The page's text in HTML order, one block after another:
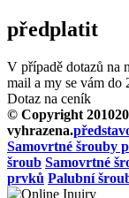
předplatit
V případě dotazů na
mail a my se vám do
Dotaz na ceník
© Copyright
vyhrazena.
Samovrtné šrouby
šroub Samovrtné
prvků Palubní